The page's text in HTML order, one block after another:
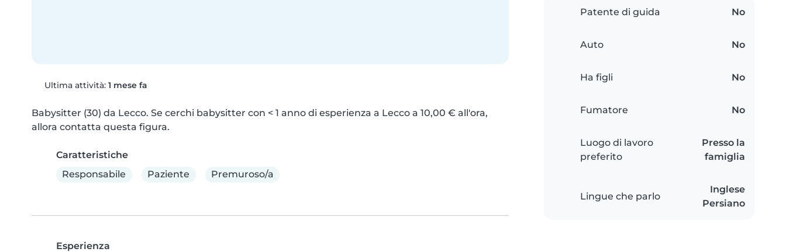
Ultima attività: 1 mese fa
Babysitter (30) da Lecco. Se cerchi babysitter con < 1 anno di esperienza a Lecco a 10,00 € all'ora,
allora contatta questa figura.
Caratteristiche
Responsabile
Paziente Premuroso/a
Esperienza
Patente di guida No
Auto No
Ha figli No
Fumatore No
Luogo di lavoro
preferito
Presso la
famiglia
Lingue che parlo
Inglese
Persiano